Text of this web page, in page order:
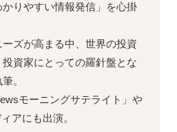
りやすい情報発信」を心掛
ズが高まる中、世界の投資
資家にとっての羅針盤とな
。
モーニングサテライト」や
アにも出演。